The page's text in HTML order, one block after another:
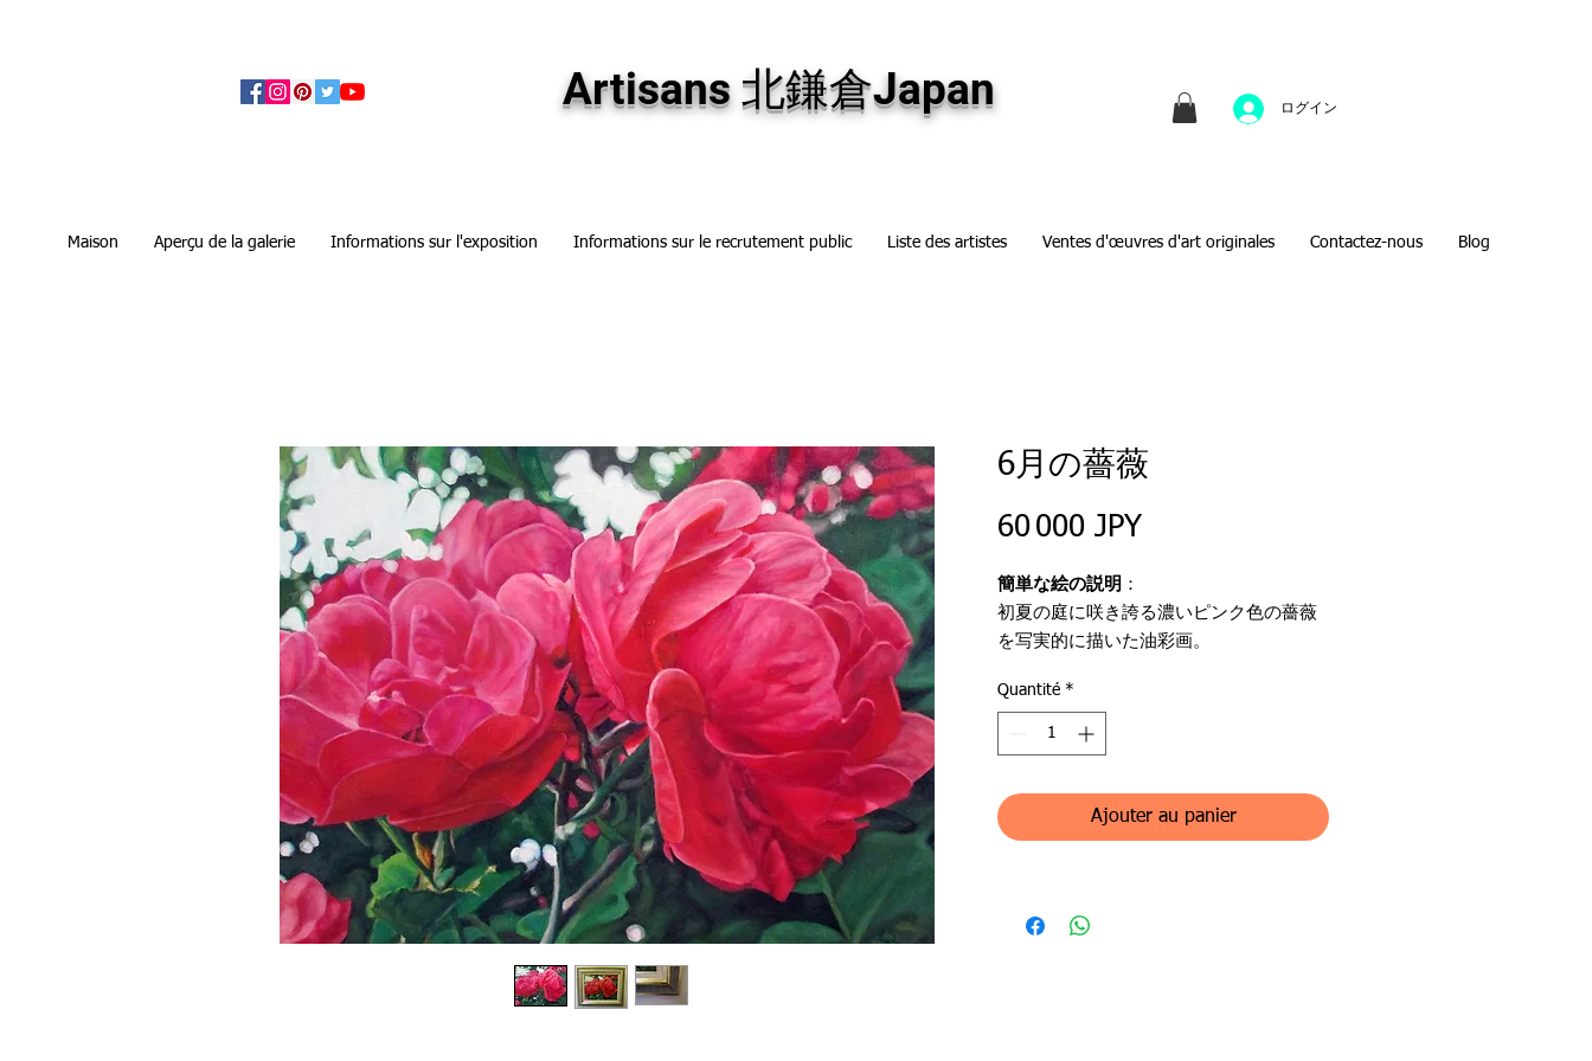
Artisans 北鎌倉Japan ログイン
Maison Aperçu de la galerie Informations sur l'exposition Informations sur le recrutement public Liste des artistes Ventes d'œuvres d'art originales Contactez-nous Blog
6月の薔薇
60 000 JPYPrix
簡単な絵の説明 ：
初夏の庭に咲き誇る濃いピンク色の薔薇
を写実的に描いた油彩画。
●ジャンル：油彩画（原画）
●作品名：6月の薔薇
●作家名：糸井桂子
●支持体：麻キャンバス
●作品状態：良好
●額外寸：49.0 x 58.0 cm
Quantité *
Ajouter au panier